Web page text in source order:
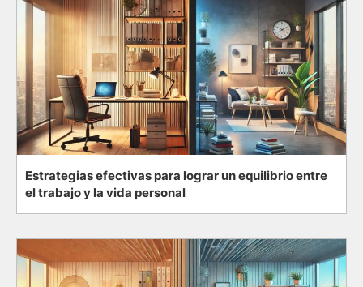
Estrategias efectivas para lograr un equilibrio entre
el trabajo y la vida personal